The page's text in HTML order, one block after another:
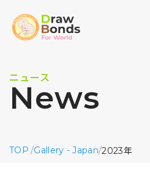
ニュース
News
TOP /Gallery - Japan/2023年